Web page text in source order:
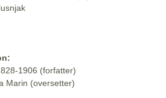
1906 (forfatter)
Marin (oversetter)